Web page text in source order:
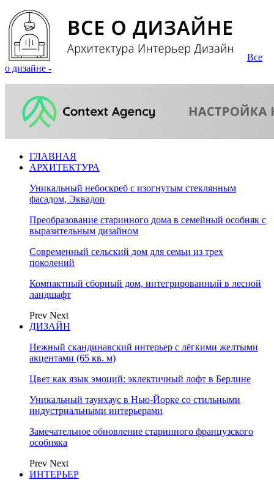
Все
о дизайне -
ГЛАВНАЯ
АРХИТЕКТУРА
Уникальный небоскреб с изогнутым стеклянным
фасадом, Эквадор
Преобразование старинного дома в семейный особняк с
выразительным дизайном
Современный сельский дом для семьи из трех
поколений
Компактный сборный дом, интегрированный в лесной
ландшафт
Prev Next
ДИЗАЙН
Нежный скандинавский интерьер с лёгкими желтыми
акцентами (65 кв. м)
Цвет как язык эмоций: эклектичный лофт в Берлине
Уникальный таунхаус в Нью-Йорке со стильными
индустриальными интерьерами
Замечательное обновление старинного французского
особняка
Prev Next
ИНТЕРЬЕР